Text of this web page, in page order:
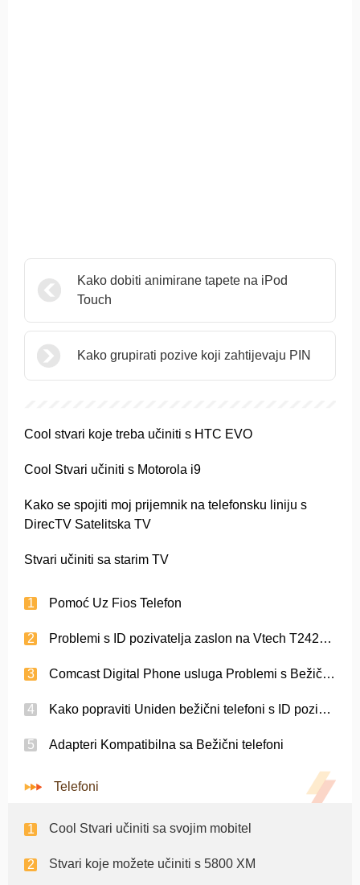
Kako dobiti animirane tapete na iPod
Touch
Kako grupirati pozive koji zahtijevaju PIN
Cool stvari koje treba učiniti s HTC EVO
Cool Stvari učiniti s Motorola i9
Kako se spojiti moj prijemnik na telefonsku liniju s
DirecTV Satelitska TV
Stvari učiniti sa starim TV
Pomoć Uz Fios Telefon
Problemi s ID pozivatelja zaslon na Vtech T2426 Bežični Telefon
Comcast Digital Phone usluga Problemi s Bežični telefoni
Kako popraviti Uniden bežični telefoni s ID pozivatelja
Adapteri Kompatibilna sa Bežični telefoni
Telefoni
Cool Stvari učiniti sa svojim mobitel
Stvari koje možete učiniti s 5800 XM